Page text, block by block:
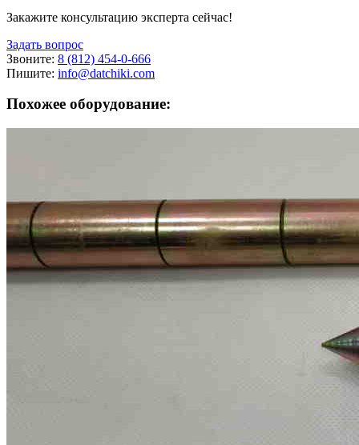
Закажите консультацию эксперта сейчас!
Задать вопрос
Звоните: 8 (812) 454-0-666
Пишите: info@datchiki.com
Похожее оборудование: